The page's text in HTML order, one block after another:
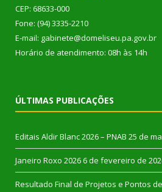
CEP: 68633-000
Fone: (94) 3335-2210
E-mail: gabinete@domeliseu.pa.gov.br
Horário de atendimento: 08h às 14h
ÚLTIMAS PUBLICAÇÕES
Editais Aldir Blanc 2026 – PNAB 25 de
Janeiro Roxo 2026 6 de fevereiro de
Resultado Final de Projetos e Pontos